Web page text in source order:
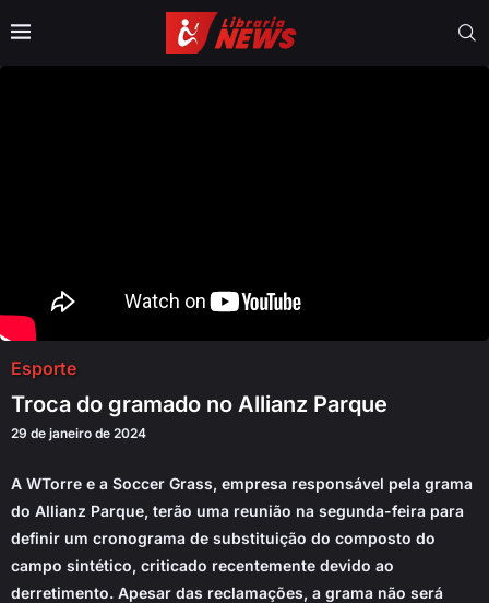
Esporte
Troca do gramado no Allianz Parque
29 de janeiro de 2024
A WTorre e a Soccer Grass, empresa responsável pela grama
do Allianz Parque, terão uma reunião na segunda-feira para
definir um cronograma de substituição do composto do
campo sintético, criticado recentemente devido ao
derretimento. Apesar das reclamações, a grama não será